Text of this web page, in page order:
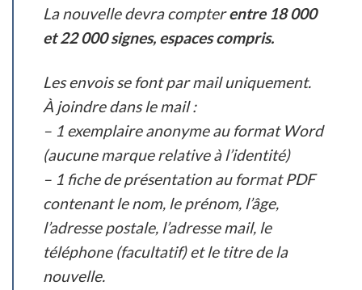
La nouvelle devra compterentre 18 000
et 22 000 signes, espaces compris.
Les envois se font par mail uniquement.
À joindre dans le mail :
– 1 exemplaire anonyme au format Word
(aucune marque relative à l’identité)
– 1 fiche de présentation au format PDF
contenant le nom, le prénom, l’âge,
l’adresse postale, l’adresse mail, le
téléphone (facultatif) et le titre de la
nouvelle.